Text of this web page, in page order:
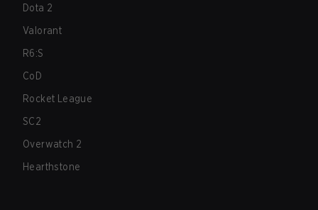
Dota 2
Valorant
R6:S
CoD
Rocket League
SC2
Overwatch 2
Hearthstone